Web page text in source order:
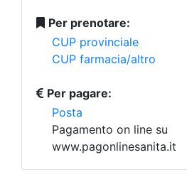
Per prenotare:
CUP provinciale
CUP farmacia/altro
Per pagare:
Posta
Pagamento on line su
www.pagonlinesanita.it